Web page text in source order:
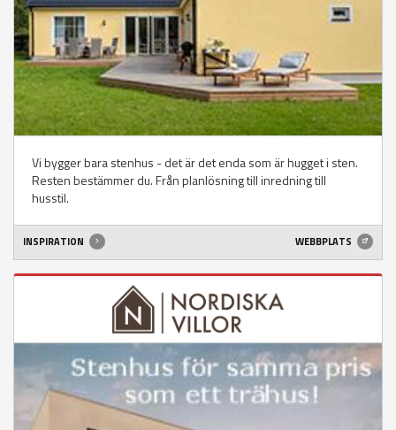
Vi bygger bara stenhus - det är det enda som är hugget i sten.
Resten bestämmer du. Från planlösning till inredning till
husstil.
INSPIRATION WEBBPLATS